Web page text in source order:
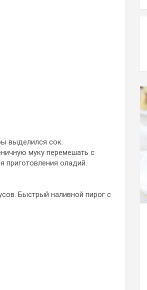
выделился сок.
муку перемешать с
оладий.
Быстрый наливной пирог с